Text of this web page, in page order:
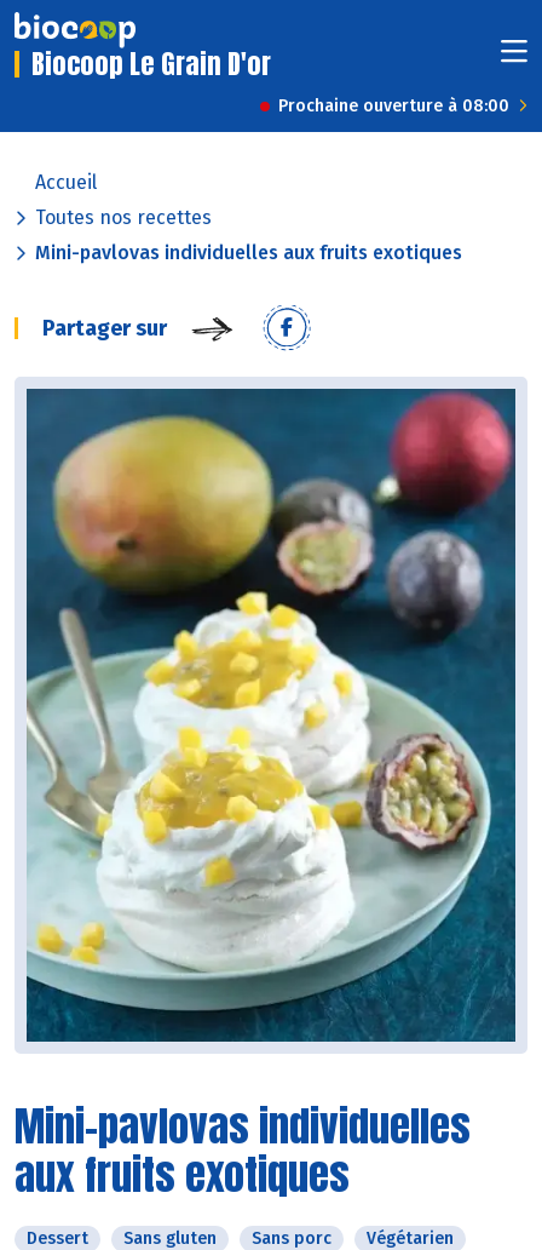
Biocoop Le Grain D'or
Prochaine ouverture à 08:00
Accueil
Toutes nos recettes
Mini-pavlovas individuelles aux fruits exotiques
Partager sur
Mini-pavlovas individuelles
aux fruits exotiques
Dessert Sans gluten Sans porc Végétarien